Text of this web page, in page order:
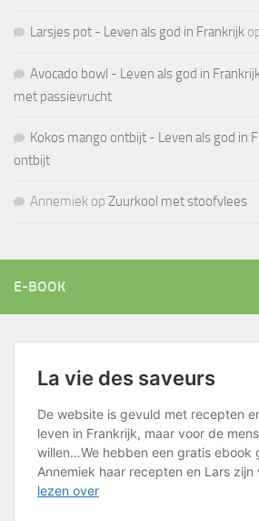
Larsjes pot - Leven als god in Frankrijk
Avocado bowl - Leven als god in
met passievrucht
Kokos mango ontbijt - Leven als god in
ontbijt
Annemiek op Zuurkool met stoofvlees
E-BOOK